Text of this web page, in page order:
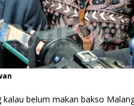
belum makan bakso